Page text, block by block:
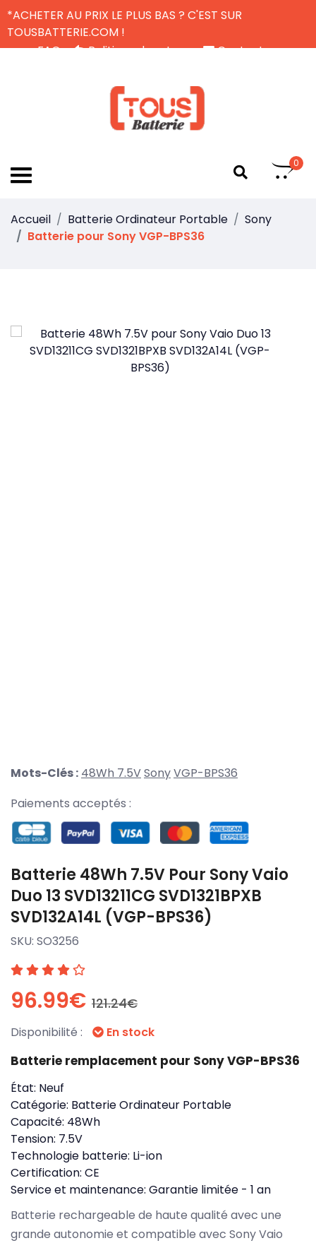
*ACHETER AU PRIX LE PLUS BAS ? C'EST SUR
TOUSBATTERIE.COM !
FAQ
Politique de retour
Contactez-nous
0
Accueil Batterie Ordinateur Portable
Sony
Batterie pour Sony VGP-BPS36
Mots-Clés : 48Wh 7.5VSonyVGP-BPS36
Paiements acceptés :
Batterie 48Wh 7.5V Pour Sony Vaio
Duo 13 SVD13211CG SVD1321BPXB
SVD132A14L (VGP-BPS36)
SKU: SO3256
96.99€ 121.24€
Disponibilité : En stock
Batterie remplacement pour Sony VGP-BPS36
État: Neuf
Catégorie: Batterie Ordinateur Portable
Capacité: 48Wh
Tension: 7.5V
Technologie batterie: Li-ion
Certification: CE
Service et maintenance: Garantie limitée - 1 an
Batterie rechargeable de haute qualité avec une
grande autonomie et compatible avec Sony Vaio